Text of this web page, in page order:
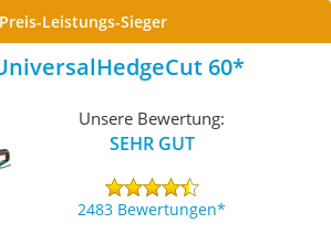
Preis-Leistungs-Sieger
60
Unsere Bewertung:
SEHR GUT
2483 Bewertungen